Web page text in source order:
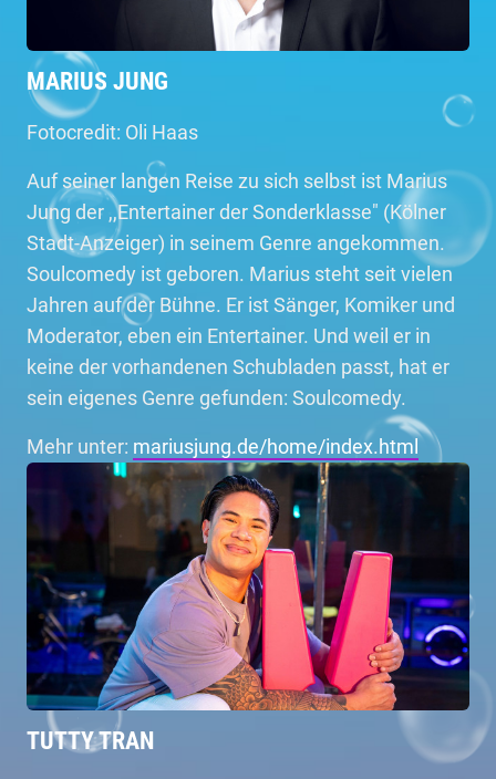
MARIUS JUNG
Fotocredit: Oli Haas
Auf seiner langen Reise zu sich selbst ist Marius
Jung der ,,Entertainer der Sonderklasse" (Kölner
Stadt-Anzeiger) in seinem Genre angekommen.
Soulcomedy ist geboren. Marius steht seit vielen
Jahren auf der Bühne. Er ist Sänger, Komiker und
Moderator, eben ein Entertainer. Und weil er in
keine der vorhandenen Schubladen passt, hat er
sein eigenes Genre gefunden: Soulcomedy.
Mehr unter: mariusjung.de/home/index.html
TUTTY TRAN